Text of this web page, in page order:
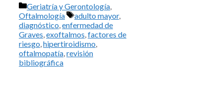
Categorías
Geriatría y Gerontología
Oftalmología
Etiquetas
adulto mayor,
diagnóstico enfermedad de
Graves exoftalmos factores de
riesgo hipertiroidismo
oftalmopatía revisión
bibliográfica